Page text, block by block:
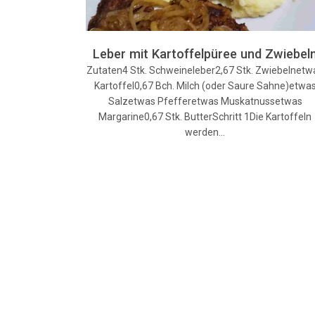
Leber mit Kartoffelpüree und
Zutaten4 Stk. Schweineleber2,67 Stk.
Kartoffel0,67 Bch. Milch (oder Saure Sahne)etwas
Salzetwas Pfefferetwas Muskatnussetwas
Margarine0,67 Stk. ButterSchritt 1Die Kartoffeln
werden…